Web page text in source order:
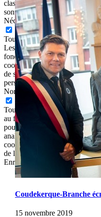
Coudekerque-Branche
15 novembre 2019
classés comme nécessaires
sont essentiels au
Nécessaire
Nécessaire
Toujours activé
Les cookies nécessaires sont
fonctionnement du site Web.
cookies qui garantissent les
de sécurité du site Web. Ces
personnelle.
Non nécessaire
Non nécessaire
Tous les cookies qui peuvent
au fonctionnement du site Web
pour collecter des données
analyses, des publicités,
cookies non nécessaires. Il est
de l\'utilisateur avant
Enregistrer & appliquer
Aller